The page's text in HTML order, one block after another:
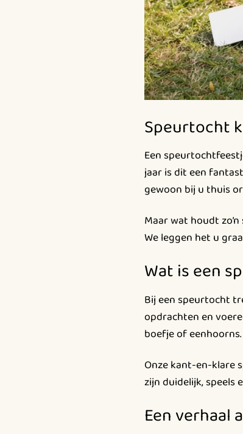
Speurtocht
Een
jaar is dit een
gewoon bij u thuis
Maar wat houdt
We leggen het u
Wat is een
Bij een speurtocht
opdrachten en
boefje of eenhoorns.
Onze kant-en-klare
zijn duidelijk, speels
Een verhaal